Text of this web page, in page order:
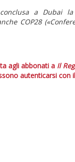
a Dubai
COP28
agli abbonati a Il
autenticarsi con